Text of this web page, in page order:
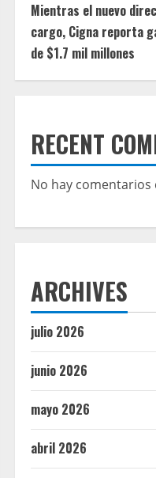
Mientras el nuevo
cargo, Cigna reporta
de $1.7 mil millones
RECENT
No hay
ARCHIVES
julio 2026
junio 2026
mayo 2026
abril 2026